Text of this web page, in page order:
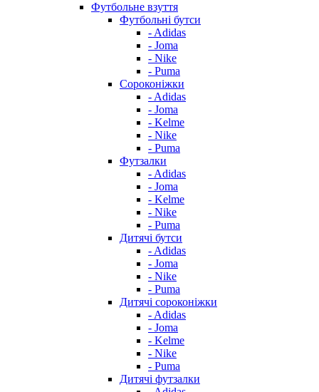
Футбольне взуття
Футбольні бутси
- Adidas
- Joma
- Nike
- Puma
Сороконіжки
- Adidas
- Joma
- Kelme
- Nike
- Puma
Футзалки
- Adidas
- Joma
- Kelme
- Nike
- Puma
Дитячі бутси
- Adidas
- Joma
- Nike
- Puma
Дитячі сороконіжки
- Adidas
- Joma
- Kelme
- Nike
- Puma
Дитячі футзалки